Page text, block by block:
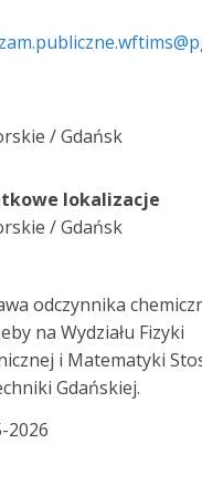
/ Gdańsk
lokalizacje
/ Gdańsk
odczynnika
na Wydziału Fizyki
i Matematyki
Gdańskiej.
2026